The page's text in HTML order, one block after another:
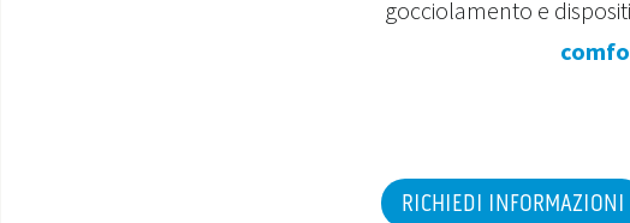
gocciolamento e
RICHIEDI INFORMAZIONI